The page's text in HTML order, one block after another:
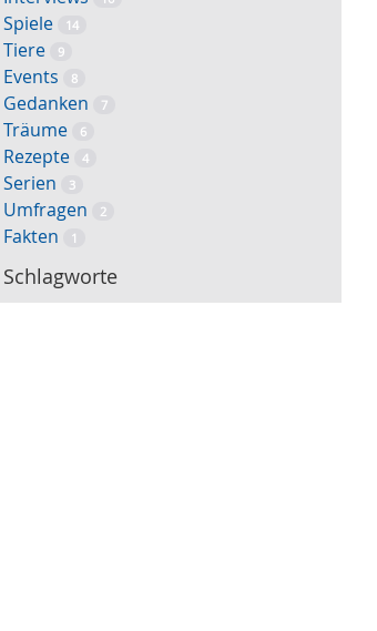
Spiele 14
Tiere 9
Events 8
Gedanken 7
Träume 6
Rezepte 4
Serien 3
Umfragen 2
Fakten 1
Schlagworte